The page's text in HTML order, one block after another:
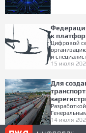
к
Цифровой
и
15 июля
Для
14 июля